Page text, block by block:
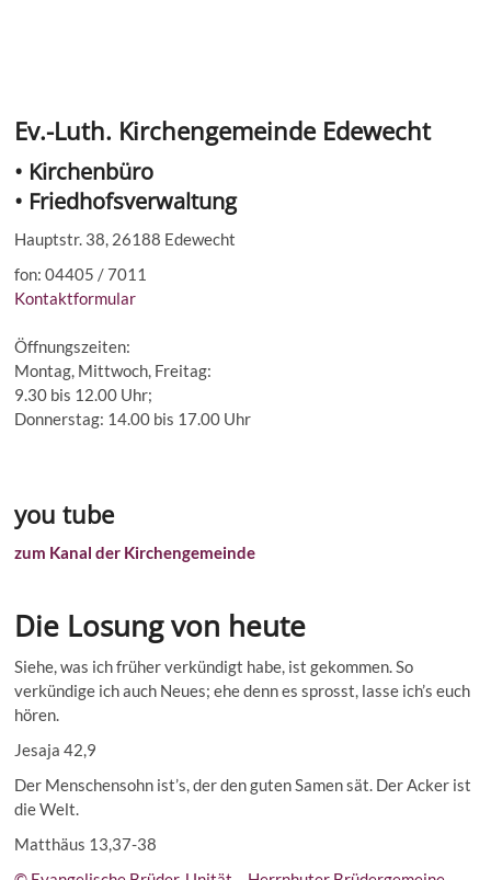
Ev.-Luth. Kirchengemeinde Edewecht
• Kirchenbüro
• Friedhofsverwaltung
Hauptstr. 38, 26188 Edewecht
fon: 04405 / 7011
Kontaktformular
Öffnungszeiten:
Montag, Mittwoch, Freitag:
9.30 bis 12.00 Uhr;
Donnerstag: 14.00 bis 17.00 Uhr
you tube
zum Kanal der Kirchengemeinde
Die Losung von heute
Siehe, was ich früher verkündigt habe, ist gekommen. So
verkündige ich auch Neues; ehe denn es sprosst, lasse ich’s euch
hören.
Jesaja 42,9
Der Menschensohn ist’s, der den guten Samen sät. Der Acker ist
die Welt.
Matthäus 13,37-38